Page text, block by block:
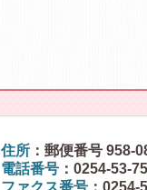
住所 ：郵便番号 958-
電話番号 ：0254-53-
ファクス番号 ：0254-